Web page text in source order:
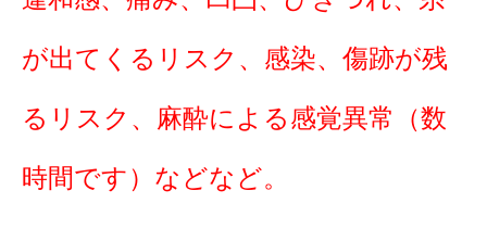
が出てくるリスク、感染、傷跡が残
るリスク、麻酔による感覚異常（数
時間です）などなど。